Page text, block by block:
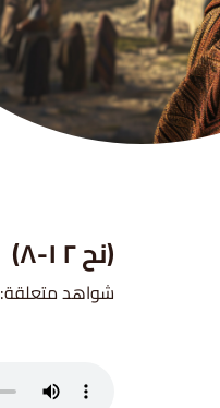
(نح ٢ ١-٨)
شواهد متعلقة: